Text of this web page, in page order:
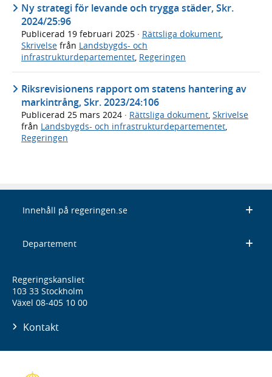
Ny strategi för levande och trygga städer, Skr.
2024/25:96
Publicerad 19 februari 2025 · Rättsliga dokument,
Skrivelse från Landsbygds- och
infrastrukturdepartementet, Regeringen
Riksrevisionens rapport om statens hantering av
markintrång, Skr. 2023/24:106
Publicerad 25 mars 2024 · Rättsliga dokument Skrivelse
från Landsbygds- och infrastrukturdepartementet
Regeringen
Innehåll på regeringen.se
Departement
Regeringskansliet
103 33 Stockholm
Växel 08-405 10 00
Kontakt